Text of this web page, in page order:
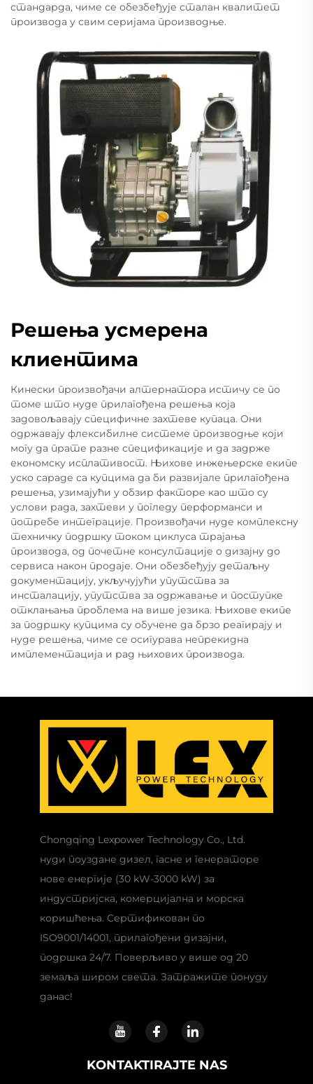
стандарда, чиме се обезбеђује сталан квалитет
производа у свим серијама производње.
Решења усмерена
клиентима
Кинески произвођачи алтернатора истичу се по
томе што нуде прилагођена решења која
задовољавају специфичне захтеве купаца. Они
одржавају флексибилне системе производње који
могу да прате разне спецификације и да задрже
економску исплативост. Њихове инжењерске екипе
уско сараде са купцима да би развијале прилагођена
решења, узимајући у обзир факторе као што су
услови рада, захтеви у погледу перформанси и
потребе интеграције. Произвођачи нуде комплексну
техничку подршку током циклуса трајања
производа, од почетне консултације о дизајну до
сервиса након продаје. Они обезбеђују детаљну
документацију, укључујући упутства за
инсталацију, упутства за одржавање и поступке
отклањања проблема на више језика. Њихове екипе
за подршку купцима су обучене да брзо реагирају и
нуде решења, чиме се осигурава непрекидна
имплементација и рад њихових производа.
Chongqing Lexpower Technology Co., Ltd.
нуди поуздане дизел, гасне и генераторе
нове енергије (30 kW-3000 kW) за
индустријска, комерцијална и морска
коришћења. Сертификован по
ISO9001/14001, прилагођени дизајни,
подршка 24/7. Поверљиво у више од 20
земаља широм света. Затражите понуду
данас!
KONTAKTIRAJTE NAS